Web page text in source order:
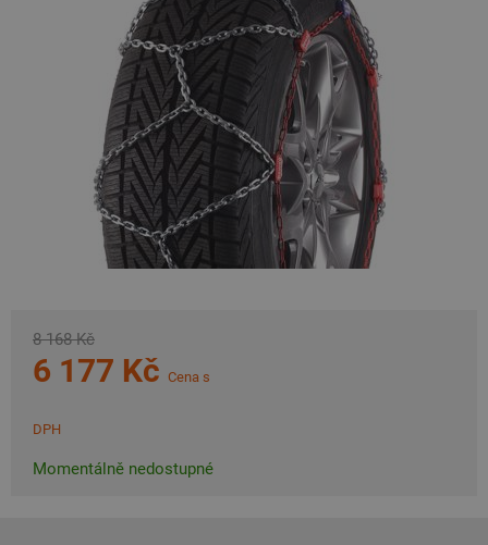
8 168 Kč
6 177 Kč Cena s
DPH
Momentálně nedostupné